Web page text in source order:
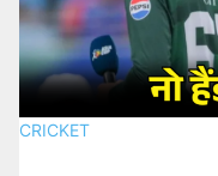
CRICKET